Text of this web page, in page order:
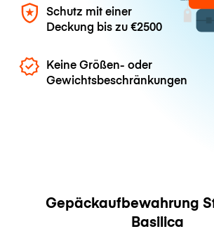
Schutz mit einer
Deckung bis zu€2500
Keine Größen- oder
Gewichtsbeschränkungen
Gepäckaufbewahrung
Basilica